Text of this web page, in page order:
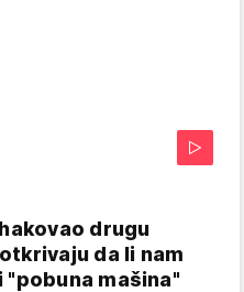
drugu
da li nam
mašina"